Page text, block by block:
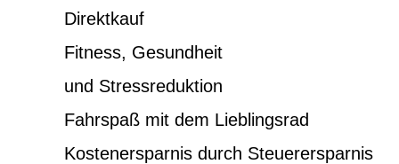
Direktkauf
Fitness, Gesundheit
und Stressreduktion
Fahrspaß mit dem Lieblingsrad
Kostenersparnis durch Steuerersparnis